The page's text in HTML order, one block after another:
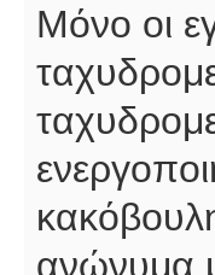
Μόνο οι
ανώνυμα